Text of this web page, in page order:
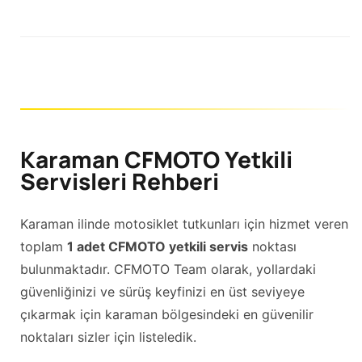
Karaman CFMOTO Yetkili
Servisleri Rehberi
Karaman ilinde motosiklet tutkunları için hizmet veren
toplam 1 adet CFMOTO yetkili servis noktası
bulunmaktadır. CFMOTO Team olarak, yollardaki
güvenliğinizi ve sürüş keyfinizi en üst seviyeye
çıkarmak için karaman bölgesindeki en güvenilir
noktaları sizler için listeledik.